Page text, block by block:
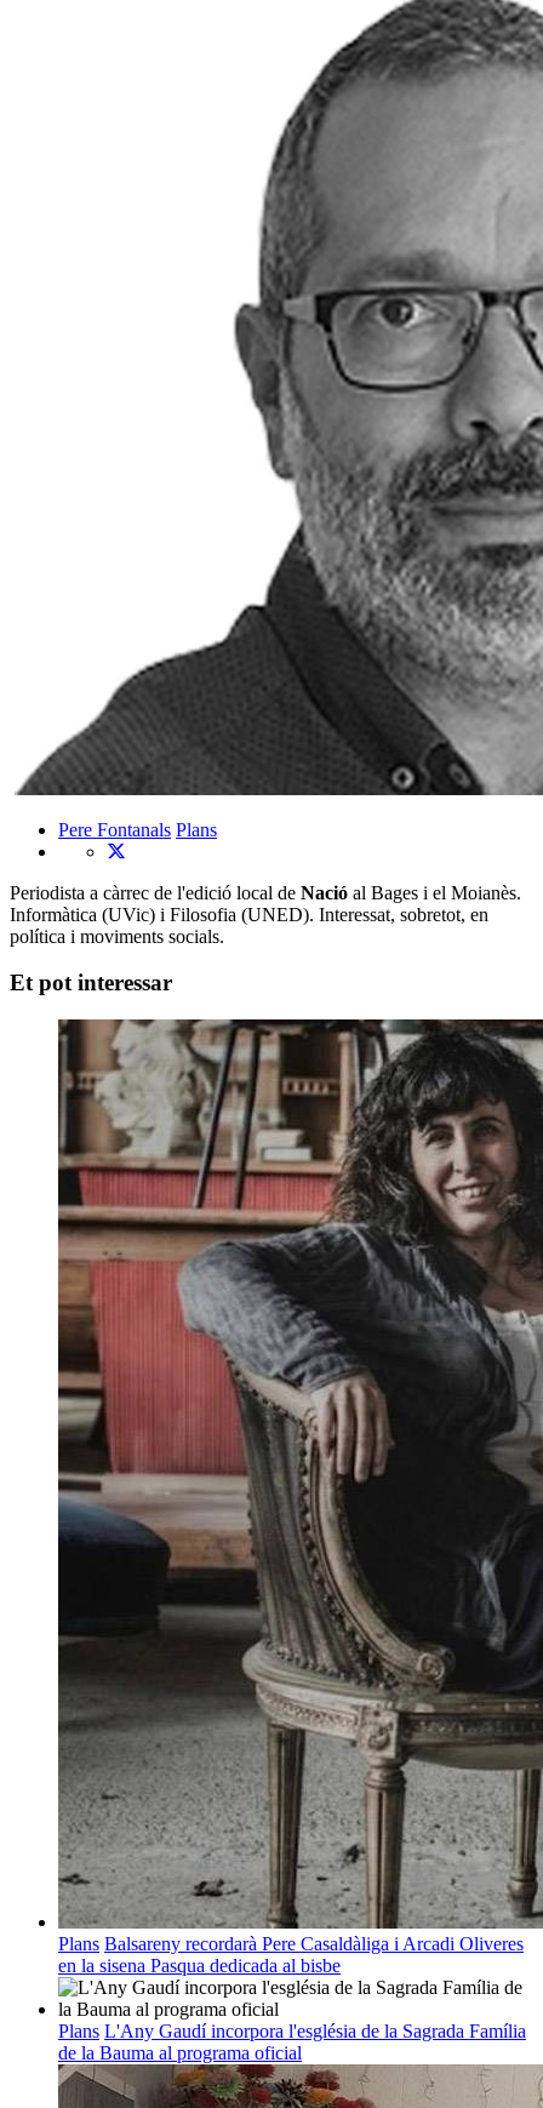
Pere Fontanals Plans
Periodista a càrrec de l'edició local de Nació al Bages i el Moianès.
Informàtica (UVic) i Filosofia (UNED). Interessat, sobretot, en
política i moviments socials.
Et pot interessar
Plans Balsareny recordarà Pere Casaldàliga i Arcadi Oliveres
en la sisena Pasqua dedicada al bisbe
Plans L'Any Gaudí incorpora l'església de la Sagrada Família
de la Bauma al programa oficial